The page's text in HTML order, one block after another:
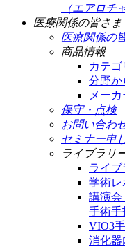
（エアロチ
医療関係の皆さま
医療関係の
商品情報
カテ
分野か
メー
保守・点検
お問い合わ
セミナー申
ライブラリ
ライブ
学術レ
講演会
手術手
VIO3
消化器